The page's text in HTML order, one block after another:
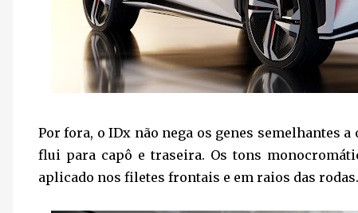
Por fora, o IDx não nega os genes semelhantes
flui para capô e traseira. Os tons
aplicado nos filetes frontais e em raios das rodas.